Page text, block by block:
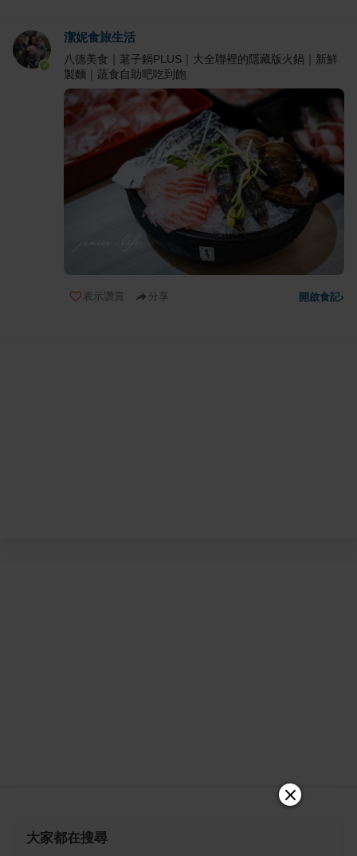
潔妮食旅生活
八德美食｜荖子鍋PLUS｜大全聯裡的隱藏版火鍋｜新鮮
製麵｜蔬食自助吧吃到飽
表示讚賞 分享 開啟食記›
大家都在搜尋